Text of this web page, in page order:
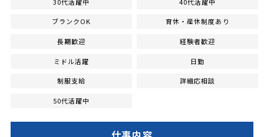
ブランクOK 育休・産休制度あり
長期歓迎 経験者歓迎
ミドル活躍 日勤
制服支給 詳細応相談
50代活躍中